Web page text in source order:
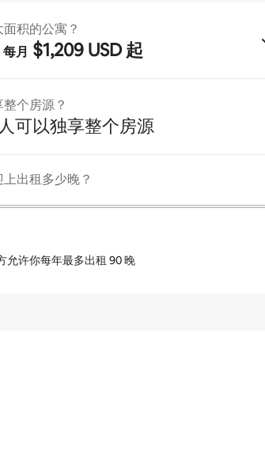
积的公寓？
每月 $1,209 USD 起
个房源？
可以独享整个房源
出租多少晚？
允许你每年最多出租 90 晚